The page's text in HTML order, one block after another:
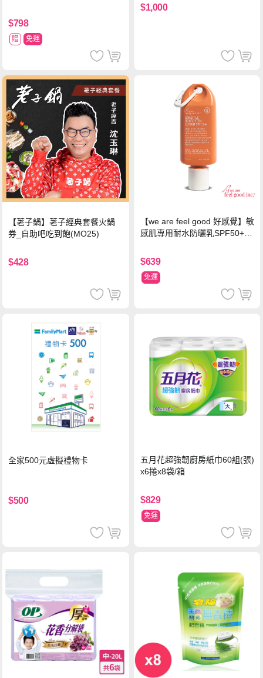
$798
贈 免運
$1,000
【荖子鍋】荖子經典套餐火鍋
券_自助吧吃到飽(MO25)
$428
【we are feel good 好感覺】敏
感肌專用耐水防曬乳SPF50+ 7
$639
免運
全家500元虛擬禮物卡
$500
五月花超強韌廚房紙巾60組(張)
x6捲x8袋/箱
$829
免運